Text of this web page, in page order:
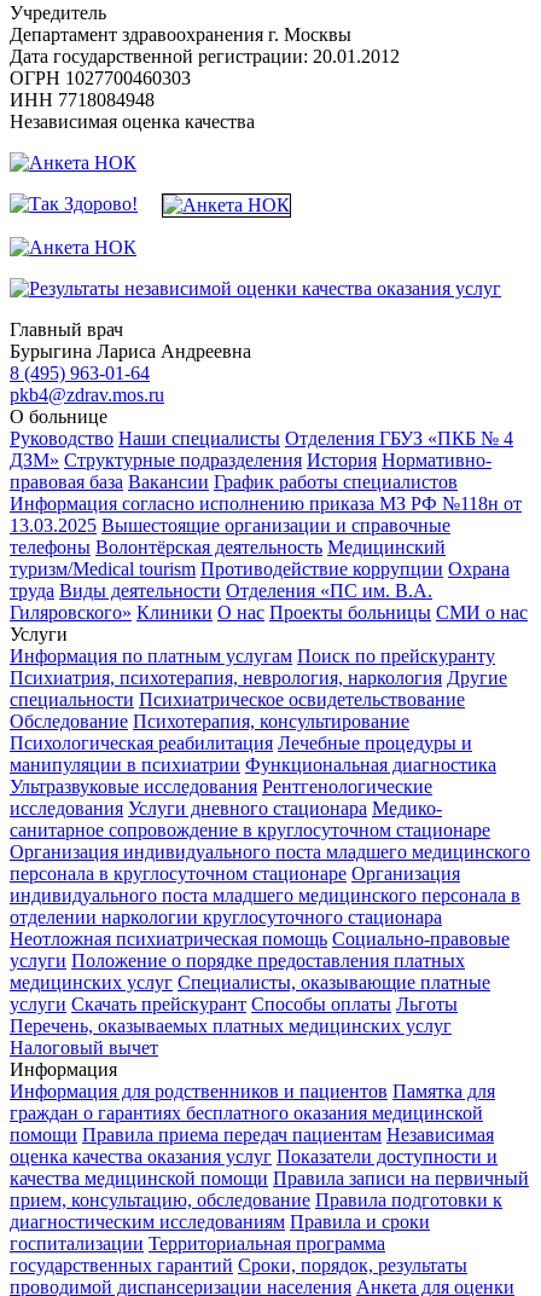
Учредитель
Департамент здравоохранения г. Москвы
Дата государственной регистрации: 20.01.2012
ОГРН 1027700460303
ИНН 7718084948
Независимая оценка качества
Главный врач
Бурыгина Лариса Андреевна
8 (495) 963-01-64
pkb4@zdrav.mos.ru
О больнице
Руководство Наши специалисты Отделения ГБУЗ «ПКБ № 4
ДЗМ» Структурные подразделения История Нормативно-
правовая база Вакансии График работы специалистов
Информация согласно исполнению приказа МЗ РФ №118н от
13.03.2025 Вышестоящие организации и справочные
телефоны Волонтёрская деятельность Медицинский
туризм/Medical tourism Противодействие коррупции Охрана
труда Виды деятельности Отделения «ПС им. В.А.
Гиляровского» Клиники О нас Проекты больницы СМИ о нас
Услуги
Информация по платным услугам Поиск по прейскуранту
Психиатрия, психотерапия, неврология, наркология Другие
специальности Психиатрическое освидетельствование
Обследование Психотерапия, консультирование
Психологическая реабилитация Лечебные процедуры и
манипуляции в психиатрии Функциональная диагностика
Ультразвуковые исследования Рентгенологические
исследования Услуги дневного стационара Медико-
санитарное сопровождение в круглосуточном стационаре
Организация индивидуального поста младшего медицинского
персонала в круглосуточном стационаре Организация
индивидуального поста младшего медицинского персонала в
отделении наркологии круглосуточного стационара
Неотложная психиатрическая помощь Социально-правовые
услуги Положение о порядке предоставления платных
медицинских услуг Специалисты, оказывающие платные
услуги Скачать прейскурант Способы оплаты Льготы
Перечень, оказываемых платных медицинских услуг
Налоговый вычет
Информация
Информация для родственников и пациентов Памятка для
граждан о гарантиях бесплатного оказания медицинской
помощи Правила приема передач пациентам Независимая
оценка качества оказания услуг Показатели доступности и
качества медицинской помощи Правила записи на первичный
прием, консультацию, обследование Правила подготовки к
диагностическим исследованиям Правила и сроки
госпитализации Территориальная программа
государственных гарантий Сроки, порядок, результаты
проводимой диспансеризации населения Анкета для оценки